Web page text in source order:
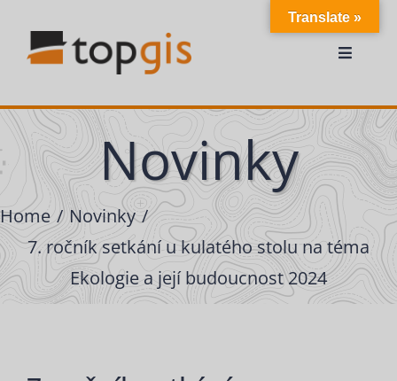
obsah
Toggle
O nás
Mapování
Služby
Zpracování dat
Novinky
Home
Novinky
7. ročník setkání u kulatého stolu na téma
Ekologie a její budoucnost 2024
Translate »